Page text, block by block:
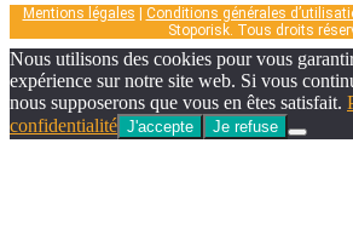
Mentions légales Conditions générales
Stoporisk. Tous droits
Nous utilisons des cookies pour vous
expérience sur notre site web. Si vous
nous supposerons que vous en êtes satisfait.
confidentialité J'accepte Je refuse